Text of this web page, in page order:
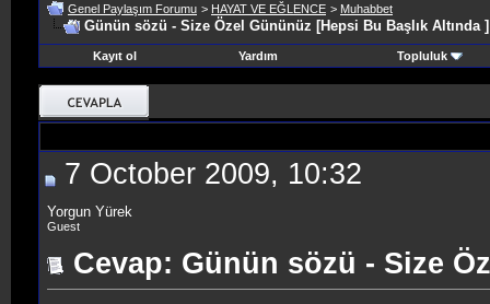
Genel Paylaşım Forumu > HAYAT VE EĞLENCE > Muhabbet
Günün sözü - Size Özel Gününüz [Hepsi Bu Başlık Altında ]
Kayıt ol Yardım Topluluk
7 October 2009, 10:32
Yorgun Yürek
Guest
Cevap: Günün sözü - Size